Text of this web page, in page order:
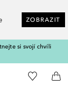
ZOBRAZIT
si svojí chvíli
K mému
Do